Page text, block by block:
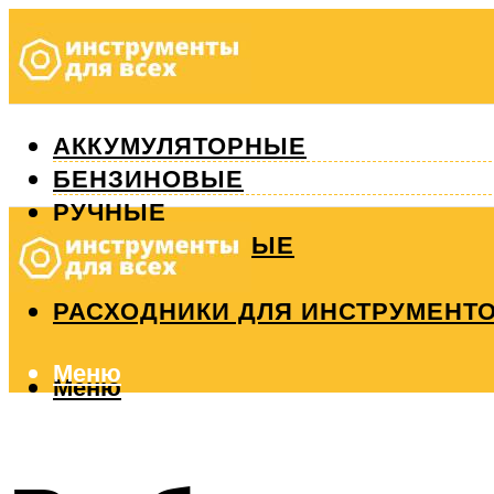
АККУМУЛЯТОРНЫЕ
БЕНЗИНОВЫЕ
РУЧНЫЕ
ИЗМЕРИТЕЛЬНЫЕ
РЕМОНТ
РАСХОДНИКИ ДЛЯ
Меню
Меню